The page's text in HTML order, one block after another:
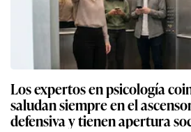
Los expertos en psicología
saludan siempre en el
defensiva y tienen apertura